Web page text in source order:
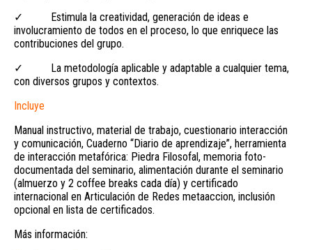
✓ Estimula la creatividad, generación de ideas e
involucramiento de todos en el proceso, lo que enriquece las
contribuciones del grupo.
✓ La metodología aplicable y adaptable a cualquier tema,
con diversos grupos y contextos.
Incluye
Manual instructivo, material de trabajo, cuestionario interacción
y comunicación, Cuaderno “Diario de aprendizaje”, herramienta
de interacción metafórica: Piedra Filosofal, memoria foto-
documentada del seminario, alimentación durante el seminario
(almuerzo y 2 coffee breaks cada día) y certificado
internacional en Articulación de Redes metaaccion, inclusión
opcional en lista de certificados.
Más información: